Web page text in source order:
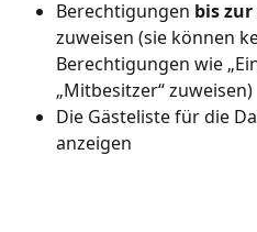
Berechtigungen bis
zuweisen (sie können
Berechtigungen wie
„Mitbesitzer“ zuweisen)
Die Gästeliste für die
anzeigen